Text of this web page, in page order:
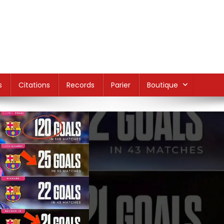
Citations Records Parier Boutique